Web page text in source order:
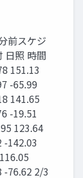
前スケジ
日照 時間
151.13
-65.99
141.65
-19.51
123.64
-142.03
-76.62 2/3